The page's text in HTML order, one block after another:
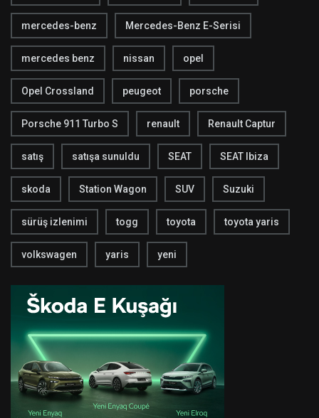
mercedes-benz Mercedes-Benz E-Serisi
mercedes benz nissan opel
Opel Crossland peugeot porsche
Porsche 911 Turbo S renault Renault Captur
satış satışa sunuldu SEAT SEAT Ibiza
skoda Station Wagon SUV Suzuki
sürüş izlenimi togg toyota toyota yaris
volkswagen yaris yeni